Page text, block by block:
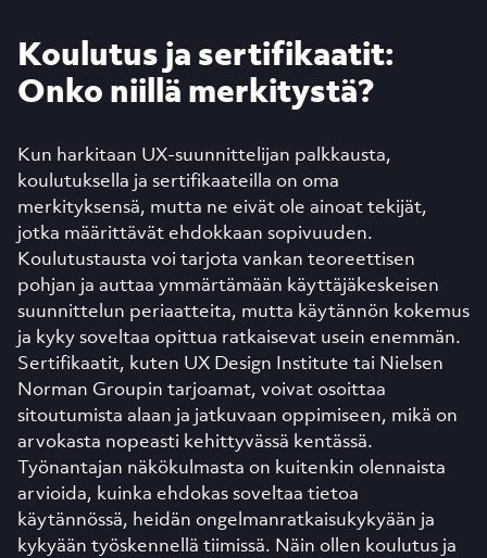
Koulutus ja sertifikaatit:
Onko niillä merkitystä?
Kun harkitaan UX-suunnittelijan palkkausta,
koulutuksella ja sertifikaateilla on oma
merkityksensä, mutta ne eivät ole ainoat tekijät,
jotka määrittävät ehdokkaan sopivuuden.
Koulutustausta voi tarjota vankan teoreettisen
pohjan ja auttaa ymmärtämään käyttäjäkeskeisen
suunnittelun periaatteita, mutta käytännön kokemus
ja kyky soveltaa opittua ratkaisevat usein enemmän.
Sertifikaatit, kuten UX Design Institute tai Nielsen
Norman Groupin tarjoamat, voivat osoittaa
sitoutumista alaan ja jatkuvaan oppimiseen, mikä on
arvokasta nopeasti kehittyvässä kentässä.
Työnantajan näkökulmasta on kuitenkin olennaista
arvioida, kuinka ehdokas soveltaa tietoa
käytännössä, heidän ongelmanratkaisukykyään ja
kykyään työskennellä tiimissä. Näin ollen koulutus ja